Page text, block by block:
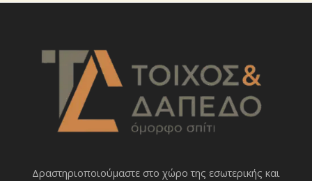
Δραστηριοποιoύμαστε στο χώρο της εσωτερικής και